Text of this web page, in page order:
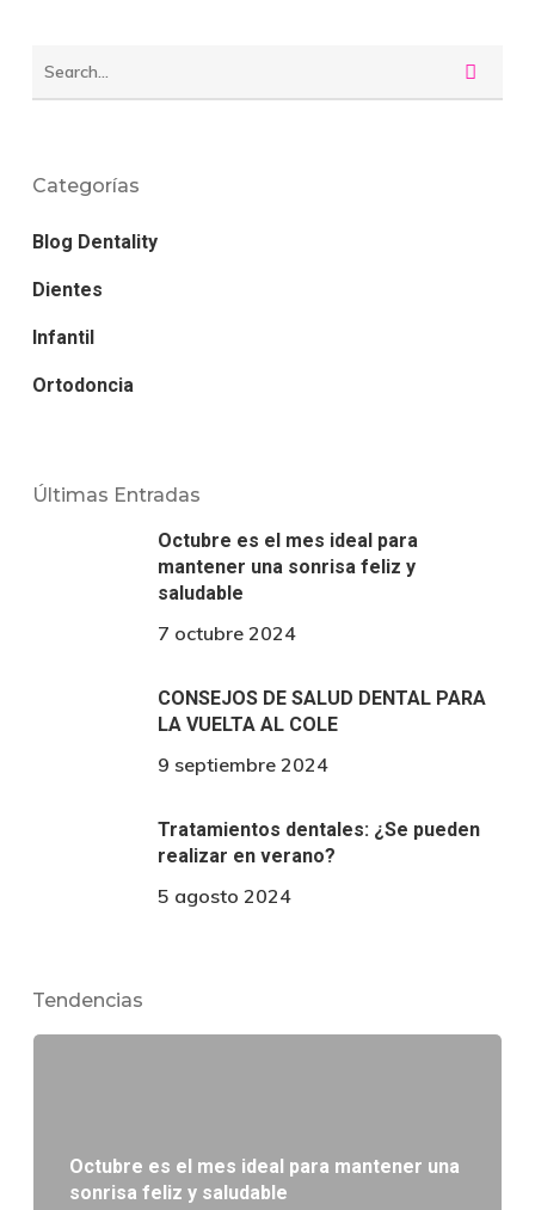
Categorías
Blog Dentality
Dientes
Infantil
Ortodoncia
Últimas Entradas
Octubre es el mes ideal para
mantener una sonrisa feliz y
saludable
7 octubre 2024
CONSEJOS DE SALUD DENTAL PARA
LA VUELTA AL COLE
9 septiembre 2024
Tratamientos dentales: ¿Se pueden
realizar en verano?
5 agosto 2024
Tendencias
Octubre es el mes ideal para mantener una
sonrisa feliz y saludable